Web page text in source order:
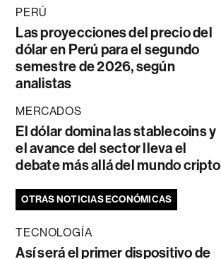
PERÚ
Las proyecciones del precio del
dólar en Perú para el segundo
semestre de 2026, según
analistas
MERCADOS
El dólar domina las stablecoins y
el avance del sector lleva el
debate más allá del mundo cripto
OTRAS NOTICIAS ECONÓMICAS
TECNOLOGÍA
Así será el primer dispositivo de